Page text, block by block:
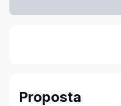
Proposta